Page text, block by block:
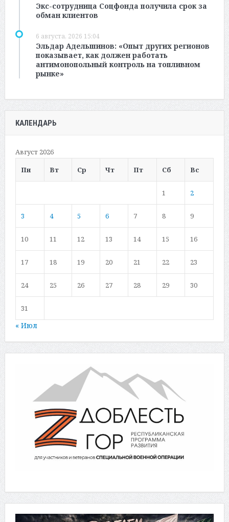
Экс-сотрудница Соцфонда получила срок за
обман клиентов
6 августа, 2026 15:04
Эльдар Адельшинов: «Опыт других регионов
показывает, как должен работать
антимонопольный контроль на топливном
рынке»
КАЛЕНДАРЬ
Август 2026
Пн
Вт Ср Чт Пт Сб Вс
1 2
3 4 5 6 7 8 9
10 11 12 13 14 15 16
17 18 19 20 21 22 23
24 25 26 27 28 29 30
31
« Июл